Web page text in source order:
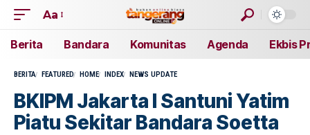
Aa
Berita Bandara Komunitas Agenda Ekbis
BERITA FEATURED HOME INDEX NEWS UPDATE
BKIPM Jakarta I Santuni Yatim
Piatu Sekitar Bandara Soetta